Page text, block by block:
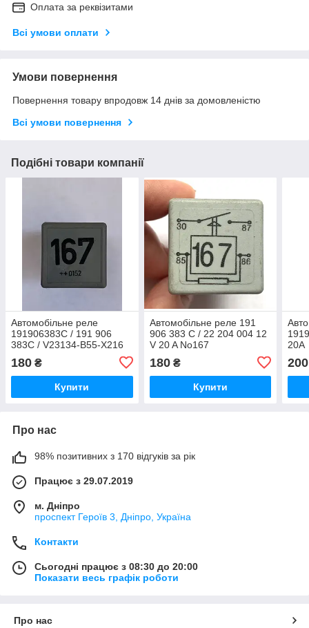
Оплата за реквізитами
Всі умови оплати
Умови повернення
Повернення товару впродовж 14 днів за домовленістю
Всі умови повернення
Подібні товари компанії
Автомобільне реле
191906383C / 191 906
383C / V23134-B55-X216
180 ₴
Купити
Автомобільне реле 191
906 383 C / 22 204 004 12
V 20 A No167
180₴
Купити
20A
200
Про нас
98% позитивних з 170 відгуків за рік
Працює з 29.07.2019
м. Дніпро
проспект Героїв 3, Дніпро, Україна
Контакти
Сьогодні працює з 08:30 до 20:00
Показати весь графік роботи
Про нас